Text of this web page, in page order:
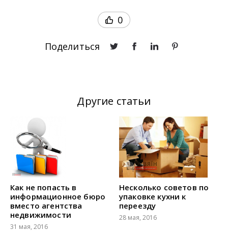
0
Поделиться
Другие статьи
Как не попасть в
информационное бюро
вместо агентства
недвижимости
31 мая, 2016
Несколько советов по
упаковке кухни к
переезду
28 мая, 2016